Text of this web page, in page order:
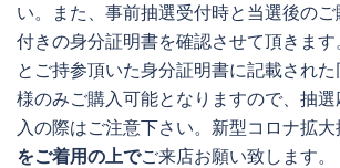
い。また、事前抽選受付時と当選後の
付きの身分証明書を確認させて頂きます
とご持参頂いた身分証明書に記載され
様のみご購入可能となりますので、抽
入の際はご注意下さい。新型コロナ拡大
をご着用の上でご来店お願い致します。